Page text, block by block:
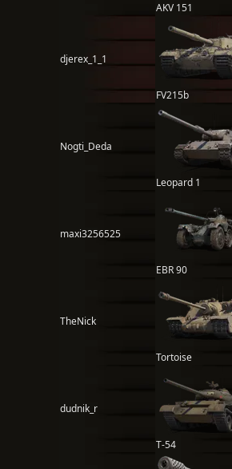
AKV 151
djerex_1_1
FV215b
Nogti_Deda
Leopard 1
maxi3256525
EBR 90
TheNick
Tortoise
dudnik_r
Т-54